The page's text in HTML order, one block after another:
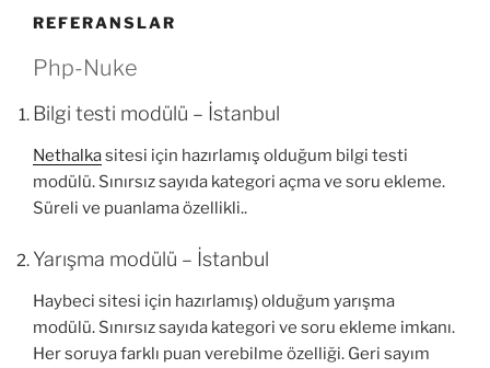
REFERANSLAR
Php-Nuke
Bilgi testi modülü – İstanbul
Nethalkasitesi için hazırlamış olduğum bilgi testi
modülü. Sınırsız sayıda kategori açma ve soru ekleme.
Süreli ve puanlama özellikli..
Yarışma modülü – İstanbul
Haybeci sitesi için hazırlamış) olduğum yarışma
modülü. Sınırsız sayıda kategori ve soru ekleme imkanı.
Her soruya farklı puan verebilme özelliği. Geri sayım